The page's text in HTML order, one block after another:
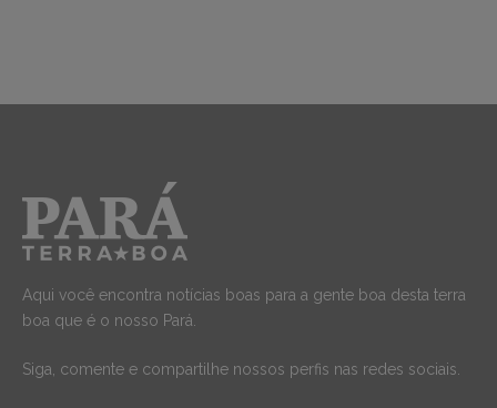
Aqui você encontra notícias boas para a gente boa desta terra
boa que é o nosso Pará.
Siga, comente e compartilhe nossos perfis nas redes sociais.